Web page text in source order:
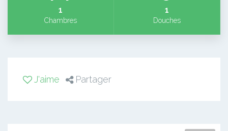
1
Chambres
1
Douches
J'aime Partager